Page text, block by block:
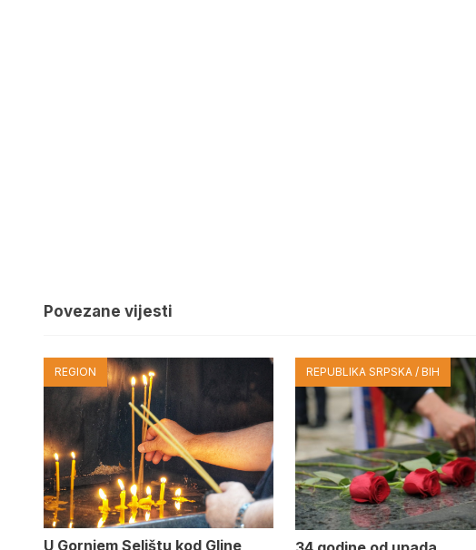
Povezane vijesti
REGION
U Gornjem Selištu kod Gline
REPUBLIKA SRPSKA / BIH